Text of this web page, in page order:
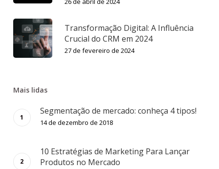
Transformação Digital: A Influência
Crucial do CRM em 2024
27 de fevereiro de 2024
Mais lidas
Segmentação de mercado: conheça 4 tipos!
14 de dezembro de 2018
10 Estratégias de Marketing Para Lançar
Produtos no Mercado